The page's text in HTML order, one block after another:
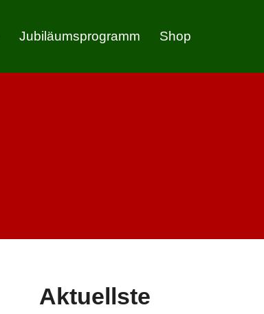
Jubiläumsprogramm Shop
Aktuellste